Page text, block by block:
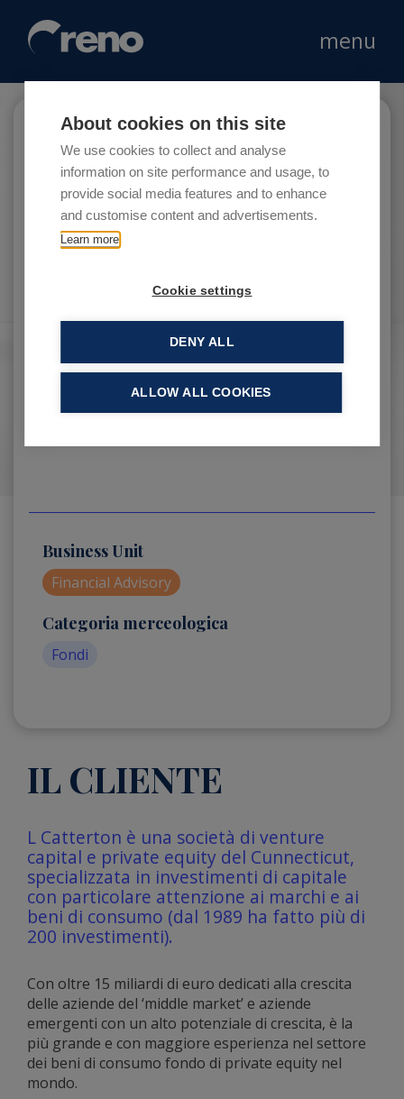
About cookies on this site
We use cookies to collect and analyse
information on site performance and usage, to
provide social media features and to enhance
and customise content and advertisements.
Learn more
Cookie settings
DENY ALL
ALLOW ALL COOKIES
menu
The Carlyle Group
L Catterton è una società di venture capital e
Business Unit
Financial Advisory
Categoria merceologica
Fondi
IL CLIENTE
L Catterton è una società di venture
capital e private equity del Cunnecticut,
specializzata in investimenti di capitale
con particolare attenzione ai marchi e ai
beni di consumo (dal 1989 ha fatto più di
200 investimenti).
Con oltre 15 miliardi di euro dedicati alla crescita
delle aziende del ‘middle market’ e aziende
emergenti con un alto potenziale di crescita, è la
più grande e con maggiore esperienza nel settore
dei beni di consumo fondo di private equity nel
mondo.